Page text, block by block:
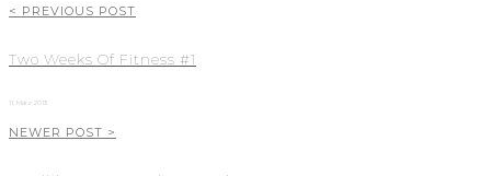
< PREVIOUS POST
Two Weeks Of Fitness #1
11. März 2013
NEWER POST >